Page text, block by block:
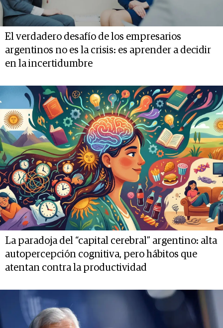
El verdadero desafío de los empresarios
argentinos no es la crisis: es aprender a decidir
en la incertidumbre
La paradoja del “capital cerebral” argentino: alta
autopercepción cognitiva, pero hábitos que
atentan contra la productividad